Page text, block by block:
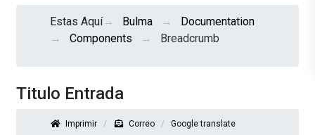
Estas Aquí Bulma
Documentation
Components
Breadcrumb
Titulo Entrada
Imprimir Correo Google translate